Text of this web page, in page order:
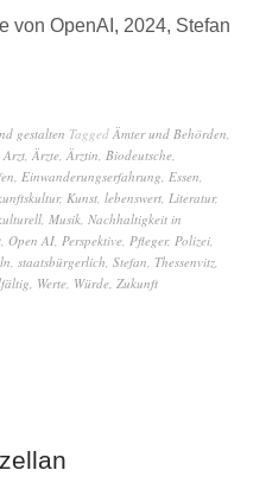
von OpenAI, 2024, Stefan
gestalten Tagged Ämter und Behörden,
Arzt, Ärzte, Ärztin, Biodeutsche,
, Einwanderungserfahrung, Essen,
, Kunst, lebenswert, Literatur,
, Musik, Nachhaltigkeit in
, Open AI, Perspektive, Pfleger, Polizei,
, staatsbürgerlich, Stefan, Thessenvitz,
, Werte, Würde, Zukunft